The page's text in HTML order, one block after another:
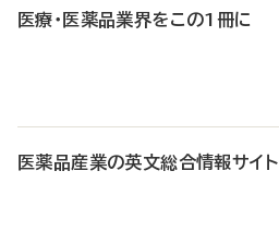
医療・医薬品業界をこの1冊に
医薬品産業の英文総合情報サイト